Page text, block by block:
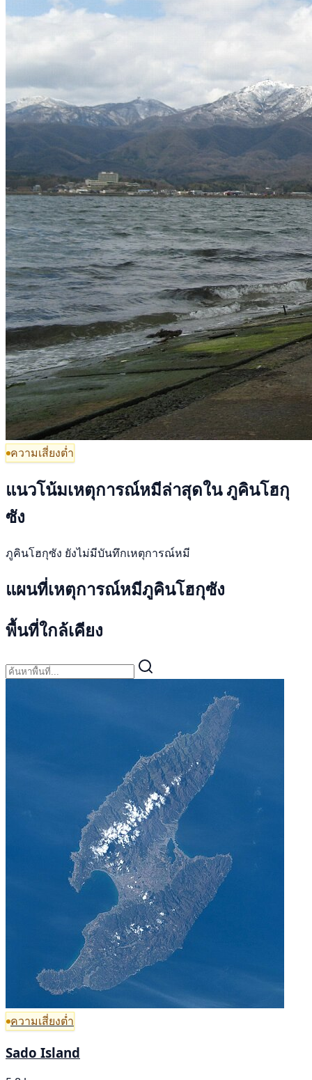
ความเสี่ยงต่ำ
แนวโน้มเหตุการณ์หมีล่าสุดใน ภูคินโฮกุ
ซัง
ภูคินโฮกุซัง ยังไม่มีบันทึกเหตุการณ์หมี
แผนที่เหตุการณ์หมีภูคินโฮกุซัง
พื้นที่ใกล้เคียง
ความเสี่ยงต่ำ
Sado Island